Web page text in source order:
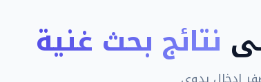
نتائج بحث غنية